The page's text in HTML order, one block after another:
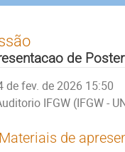
de
de fev. de 2026 15:50
IFGW (IFGW -
Materiais de